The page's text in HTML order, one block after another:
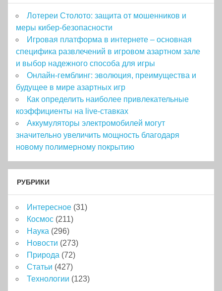
Лотереи Столото: защита от мошенников и
меры кибер-безопасности
Игровая платформа в интернете – основная
специфика развлечений в игровом азартном зале
и выбор надежного способа для игры
Онлайн-гемблинг: эволюция, преимущества и
будущее в мире азартных игр
Как определить наиболее привлекательные
коэффициенты на live-ставках
Аккумуляторы электромобилей могут
значительно увеличить мощность благодаря
новому полимерному покрытию
РУБРИКИ
Интересное (31)
Космос (211)
Наука (296)
Новости (273)
Природа (72)
Статьи (427)
Технологии (123)